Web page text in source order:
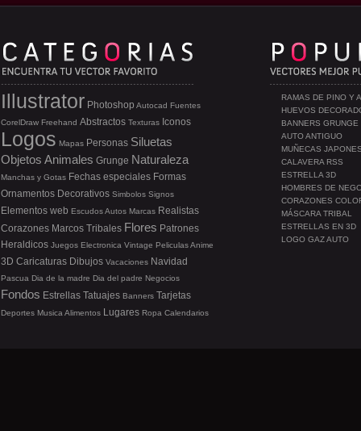
RAMAS DE PINO Y
HUEVOS
BANNERS GRUNGE
AUTO ANTIGUO
MUÑECAS
CALAVERA RSS
ESTRELLA 3D
HOMBRES DE
CORAZONES
MÁSCARA TRIBAL
ESTRELLAS EN 3D
LOGO GAZ AUTO
Illustrator Photoshop Autocad Fuentes
CorelDraw Freehand Abstractos Texturas Iconos
Logos Mapas Personas Siluetas
Objetos Animales Grunge Naturaleza
Manchas y Gotas Fechas especiales Formas
Ornamentos Decorativos Simbolos Signos
Elementos web EscudosAutos Marcas Realistas
Corazones Marcos Tribales Flores Patrones
Heraldicos Juegos Electronica Vintage PeliculasAnime
3D Caricaturas Dibujos Vacaciones Navidad
Pascua Dia de la madre Dia del padre Negocios
Fondos Estrellas Tatuajes Banners Tarjetas
Deportes Musica Alimentos Lugares Ropa Calendarios